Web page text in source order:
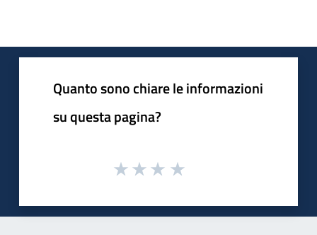
Quanto sono chiare le informazioni
su questa pagina?